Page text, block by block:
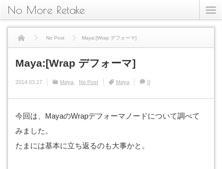
No More Retake
No Post Maya:[Wrap デフォーマ]
Maya:[Wrap デフォーマ]
2014.03.17 Maya No Post Maya 0
今回は、MayaのWrapデフォーマノードについて調べて
みました。
たまには基本に立ち返るのも大事かと。